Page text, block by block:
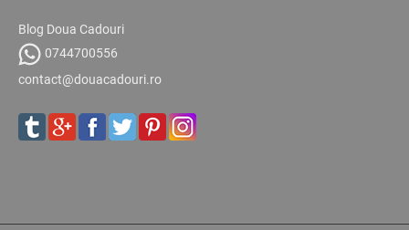
Blog Doua Cadouri
0744700556
contact@douacadouri.ro